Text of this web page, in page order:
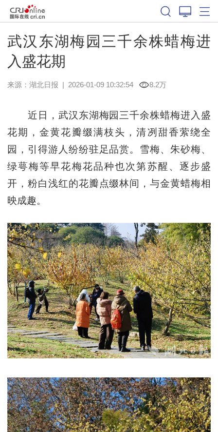
武汉东湖梅园三千余株蜡梅进
入盛花期
来源： 湖北日报 | 2026-01-09 10:32:54 8.2万
近日，武汉东湖梅园三千余株蜡梅进入盛
花期，金黄花瓣缀满枝头，清冽甜香萦绕全
园，引得游人纷纷驻足品赏。雪梅、朱砂梅、
绿萼梅等早花梅花品种也次第苏醒、逐步盛
开，粉白浅红的花瓣点缀林间，与金黄蜡梅相
映成趣。